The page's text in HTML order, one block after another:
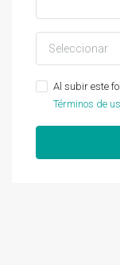
Seleccionar
Al subir este
Términos de